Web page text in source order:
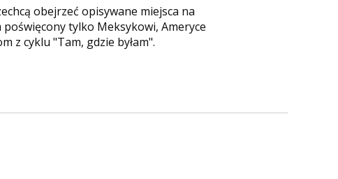
obejrzeć opisywane miejsca na
tylko Meksykowi, Ameryce
z cyklu "Tam, gdzie byłam".